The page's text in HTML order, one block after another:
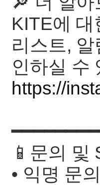
KITE에
리스트,
인하실 수
https://
📱문의 및
• 익명 문